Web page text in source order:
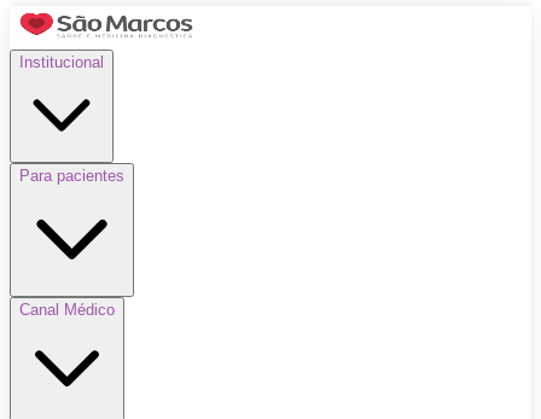
Institucional
Para pacientes
Canal Médico